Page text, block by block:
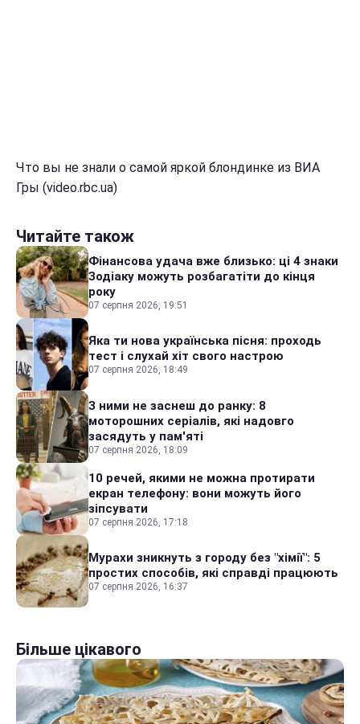
Что вы не знали о самой яркой блондинке из ВИА
Гры (video.rbc.ua)
Читайте також
Фінансова удача вже близько: ці 4 знаки
Зодіаку можуть розбагатіти до кінця
року
07 серпня 2026, 19:51
Яка ти нова українська пісня: проходь
тест і слухай хіт свого настрою
07 серпня 2026, 18:49
З ними не заснеш до ранку: 8
моторошних серіалів, які надовго
засядуть у пам'яті
07 серпня 2026, 18:09
10 речей, якими не можна протирати
екран телефону: вони можуть його
зіпсувати
07 серпня 2026, 17:18
Мурахи зникнуть з городу без "хімії": 5
простих способів, які справді працюють
07 серпня 2026, 16:37
Більше цікавого